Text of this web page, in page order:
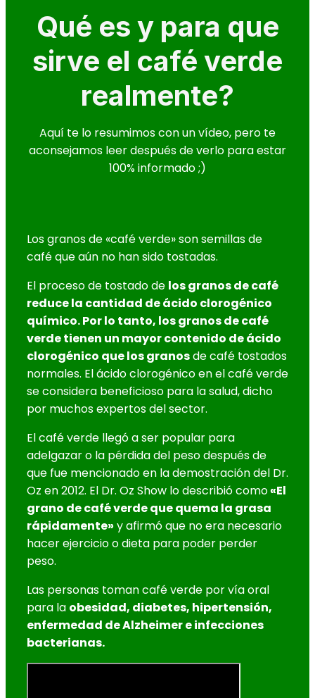
Qué es y para que
sirve el café verde
realmente?
Aquí te lo resumimos con un vídeo, pero te
aconsejamos leer después de verlo para estar
100% informado ;)
Los granos de «café verde» son semillas de
café que aún no han sido tostadas.
El proceso de tostado de los granos de café
reduce la cantidad de ácido clorogénico
químico. Por lo tanto, los granos de café
verde tienen un mayor contenido de ácido
clorogénico que los granosde café tostados
normales. El ácido clorogénico en el café verde
se considera beneficioso para la salud, dicho
por muchos expertos del sector.
El café verde llegó a ser popular para
adelgazar o la pérdida del peso después de
que fue mencionado en la demostración del Dr.
Oz en 2012. El Dr. Oz Show lo describió como«El
grano de café verde que quema la grasa
rápidamente» y afirmó que no era necesario
hacer ejercicio o dieta para poder perder
peso.
Las personas toman café verde por vía oral
para la obesidad, diabetes, hipertensión,
enfermedad de Alzheimer e infecciones
bacterianas.